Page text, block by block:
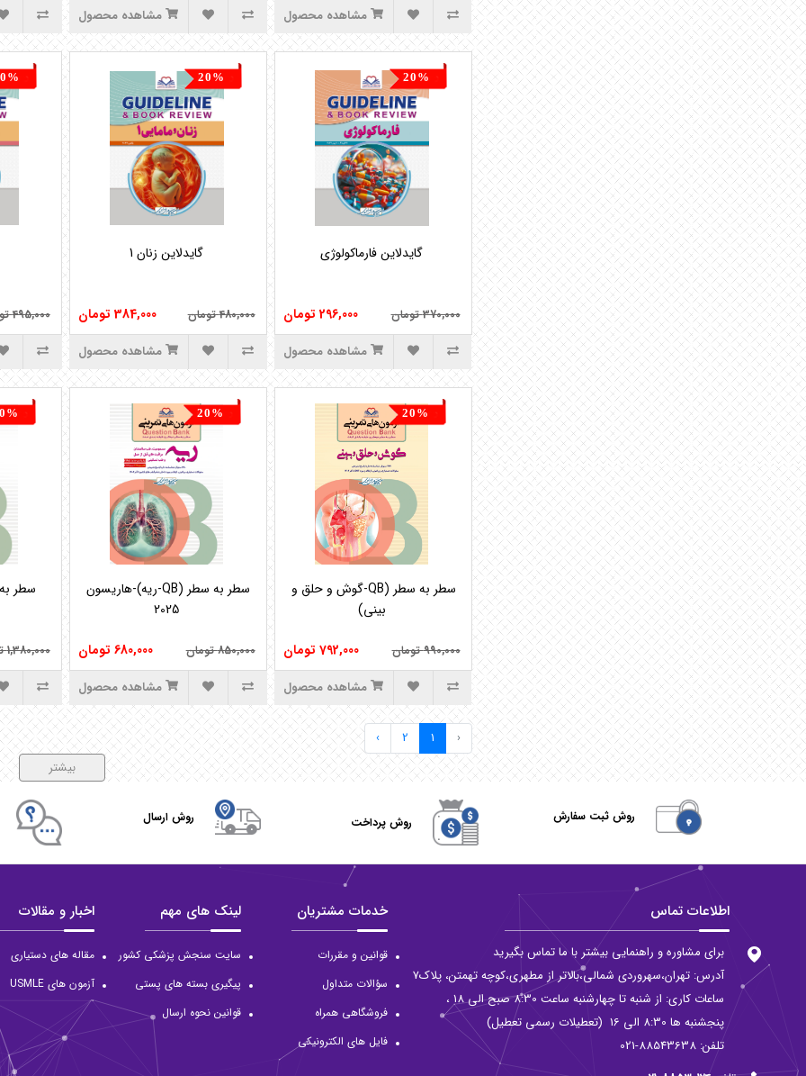
مشاهده محصول مشاهده محصول
20%
370,000 تومان 296,000 تومان
مشاهده محصول
20%
480,000 تومان 384,000 تومان
مشاهده محصول
495,000 تومان
20%
990,000 تومان 792,000 تومان
مشاهده محصول
20%
850,000 تومان 680,000 تومان
مشاهده محصول
1,380,000 تومان
‹
1
2
›
بیشتر
روش ثبت سفارش روش پرداخت روش ارسال
اطلاعات تماس
برای مشاوره و راهنمایی بیشتر با ما تماس بگیرید
آدرس: تهران،سهروردی شمالی،بالاتر از مطهری،کوچه تهمتن، پلاک7
ساعات کاری: از شنبه تا چهارشنبه ساعت 8:30 صبح الی 18 ،
پنجشنبه ها 8:30 الی 16 (تعطیلات رسمی تعطیل)
تلفن: 88543638-021
خدمات مشتریان
قوانین و مقررات
سؤالات متداول
فروشگاهی همراه
فایل های الکترونیکی
لینک های مهم
سایت سنجش پزشکی کشور
پیگیری بسته های پستی
قوانین نحوه ارسال
اخبار و مقالات
مقاله های دستیاری
آزمون های USMLE